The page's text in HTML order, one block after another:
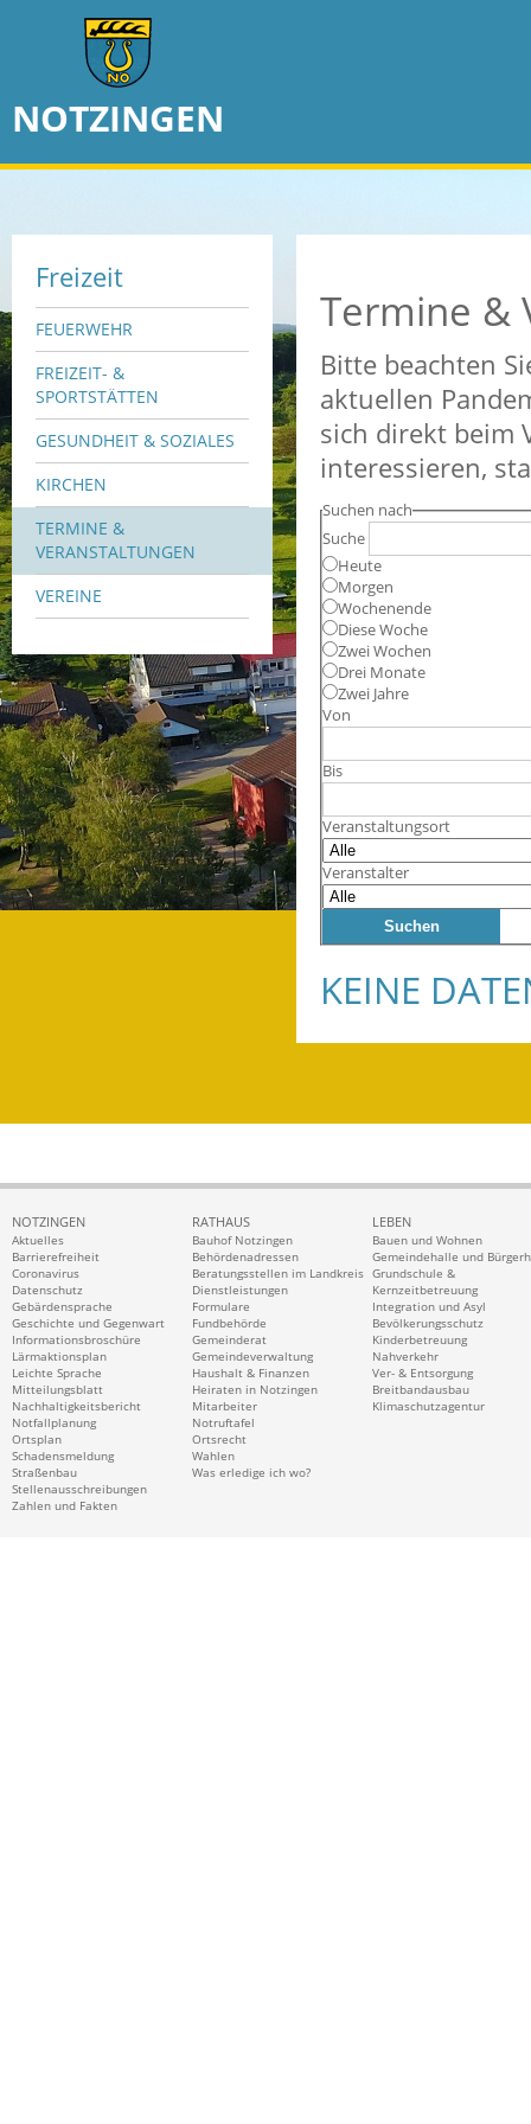
NOTZINGEN
Freizeit
FEUERWEHR
FREIZEIT- &
SPORTSTÄTTEN
GESUNDHEIT & SOZIALES
KIRCHEN
TERMINE &
VERANSTALTUNGEN
VEREINE
Termine &
Bitte beachten
aktuellen
sich direkt beim
interessieren,
Suchen nach
Suche
Heute
Morgen
Wochenende
Diese Woche
Zwei Wochen
Drei Monate
Zwei Jahre
Von
Bis
Veranstaltungsort
Veranstalter
KEINE
NOTZINGEN
Aktuelles
Barrierefreiheit
Coronavirus
Datenschutz
Gebärdensprache
Geschichte und Gegenwart
Informationsbroschüre
Lärmaktionsplan
Leichte Sprache
Mitteilungsblatt
Nachhaltigkeitsbericht
Notfallplanung
Ortsplan
Schadensmeldung
Straßenbau
Stellenausschreibungen
Zahlen und Fakten
RATHAUS
Bauhof Notzingen
Behördenadressen
Beratungsstellen im Landkreis
Dienstleistungen
Formulare
Fundbehörde
Gemeinderat
Gemeindeverwaltung
Haushalt & Finanzen
Heiraten in Notzingen
Mitarbeiter
Notruftafel
Ortsrecht
Wahlen
Was erledige ich wo?
LEBEN
Bauen und Wohnen
Gemeindehalle und
Grundschule &
Kernzeitbetreuung
Integration und Asyl
Bevölkerungsschutz
Kinderbetreuung
Nahverkehr
Ver- & Entsorgung
Breitbandausbau
Klimaschutzagentur